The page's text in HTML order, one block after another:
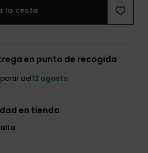
la cesta
en punto de recogida
del12 agosto
en tienda